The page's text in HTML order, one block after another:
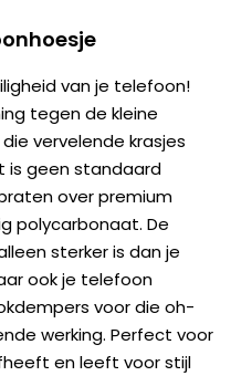
van je telefoon!
tegen de kleine
vervelende krasjes
is geen standaard
over premium
polycarbonaat. De
sterker is dan je
ook je telefoon
voor die oh-
werking. Perfect voor
en leeft voor stijl